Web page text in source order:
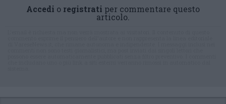
Accedi o registrati per commentare questo
articolo.